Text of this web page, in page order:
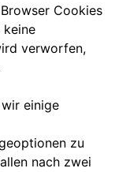
Cookies
verworfen,
einige
zu
nach zwei